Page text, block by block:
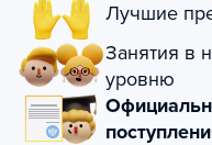
Лучшие
Занятия в
уровню